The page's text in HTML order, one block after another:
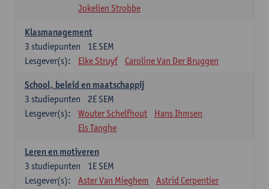
Jokelien Strobbe
Klasmanagement
1E SEM
3 studiepunten
Lesgever(s):
Elke Struyf Caroline Van Der Bruggen
School, beleid en maatschappij
2E SEM
3 studiepunten
Lesgever(s):
Wouter Schelfhout
Hans Ihmsen
Els Tanghe
Leren en motiveren
1E SEM
3 studiepunten
Lesgever(s):
Aster Van Mieghem Astrid Cerpentier